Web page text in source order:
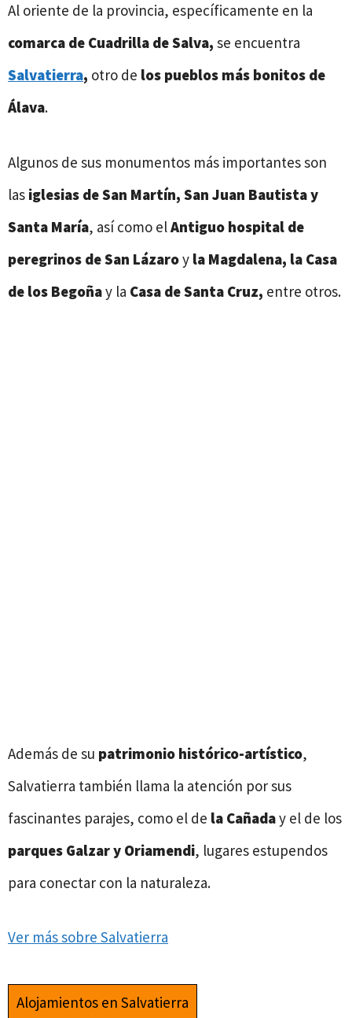
Al oriente de la provincia, específicamente en la
comarca de Cuadrilla de Salva, se encuentra
Salvatierra, otro de los pueblos más bonitos de
Álava.
Algunos de sus monumentos más importantes son
las iglesias de San Martín, San Juan Bautista y
Santa María, así como elAntiguo hospital de
peregrinos de San Lázaroy la Magdalena, la Casa
de los Begoñay la Casa de Santa Cruz, entre otros.
Además de su patrimonio histórico-artístico,
Salvatierra también llama la atención por sus
fascinantes parajes, como el de la Cañaday el de los
parques Galzar y Oriamendi, lugares estupendos
para conectar con la naturaleza.
Ver más sobre Salvatierra
Alojamientos en Salvatierra